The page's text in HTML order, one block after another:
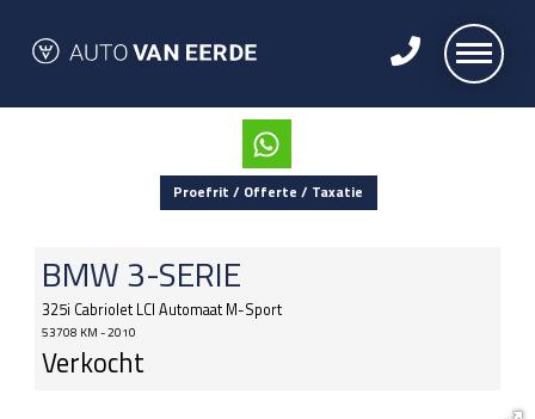
Proefrit / Offerte / Taxatie
BMW3-SERIE
325i Cabriolet LCI Automaat M-Sport
53708 KM - 2010
Verkocht